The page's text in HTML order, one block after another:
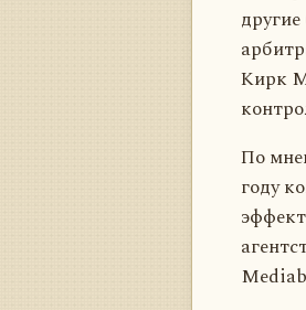
Кирк
По
году